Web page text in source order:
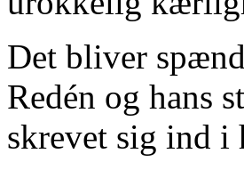
Det bliver
Redén og hans
skrevet sig ind i